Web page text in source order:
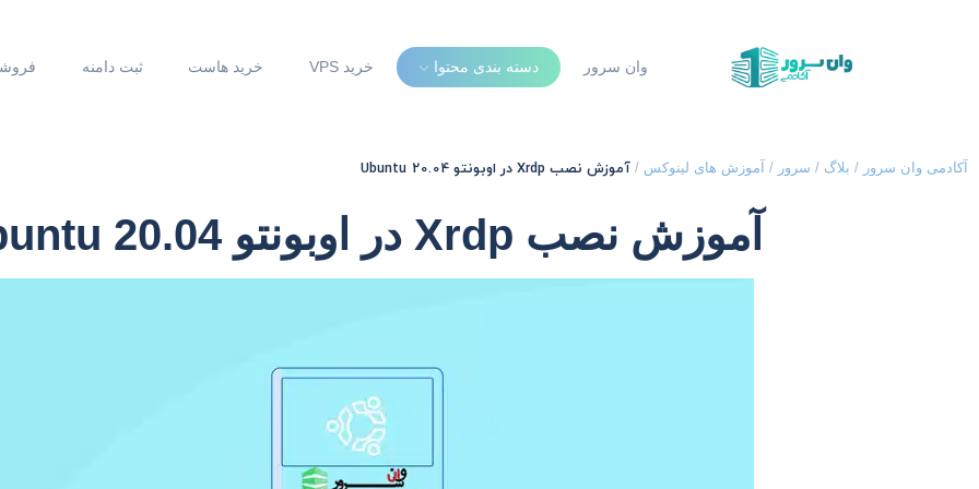
وان سرور دسته بندی محتوا خرید VPS خرید هاست ثبت دامنه
آکادمی وان سرور / بلاگ / سرور / آموزش های لینوکس / آموزش نصب Xrdp در اوبونتو 20.04 Ubuntu
آموزش نصب Xrdp در اوبونتو 20.04 Ubuntu